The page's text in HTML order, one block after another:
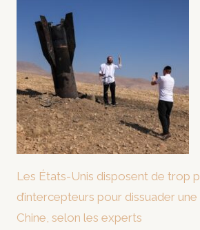
Les États-Unis disposent de trop
d’intercepteurs pour dissuader
Chine, selon les experts